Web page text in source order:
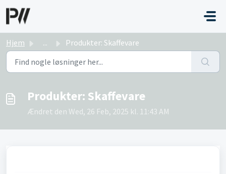
Hjem ... Produkter: Skaffevare
Produkter: Skaffevare
Ændret den Wed, 26 Feb, 2025 kl. 11:43 AM